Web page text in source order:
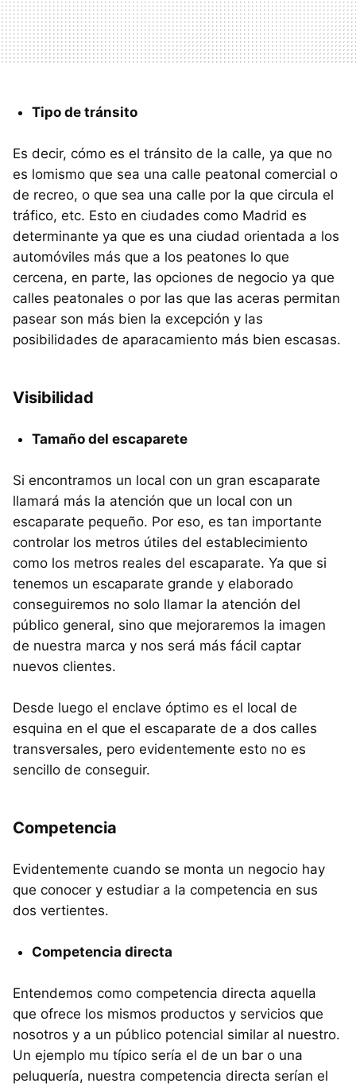
Tipo de tránsito
Es decir, cómo es el tránsito de la calle, ya que no
es lomismo que sea una calle peatonal comercial o
de recreo, o que sea una calle por la que circula el
tráfico, etc. Esto en ciudades como Madrid es
determinante ya que es una ciudad orientada a los
automóviles más que a los peatones lo que
cercena, en parte, las opciones de negocio ya que
calles peatonales o por las que las aceras permitan
pasear son más bien la excepción y las
posibilidades de aparacamiento más bien escasas.
Visibilidad
Tamaño del escaparete
Si encontramos un local con un gran escaparate
llamará más la atención que un local con un
escaparate pequeño. Por eso, es tan importante
controlar los metros útiles del establecimiento
como los metros reales del escaparate. Ya que si
tenemos un escaparate grande y elaborado
conseguiremos no solo llamar la atención del
público general, sino que mejoraremos la imagen
de nuestra marca y nos será más fácil captar
nuevos clientes.
Desde luego el enclave óptimo es el local de
esquina en el que el escaparate de a dos calles
transversales, pero evidentemente esto no es
sencillo de conseguir.
Competencia
Evidentemente cuando se monta un negocio hay
que conocer y estudiar a la competencia en sus
dos vertientes.
Competencia directa
Entendemos como competencia directa aquella
que ofrece los mismos productos y servicios que
nosotros y a un público potencial similar al nuestro.
Un ejemplo mu típico sería el de un bar o una
peluquería, nuestra competencia directa serían el